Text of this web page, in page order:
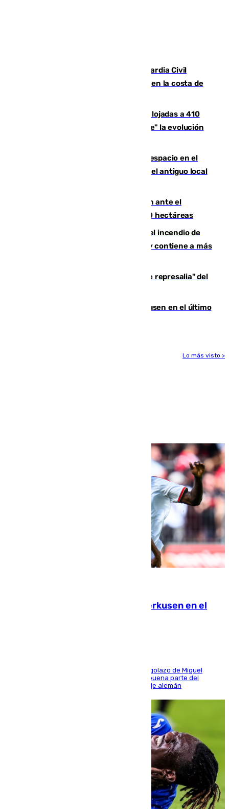
Persecución en Punta Umbría: la Guardia Civil
interviene más de 800 kilos de cocaína en la costa de
El incendio de Niebla mantiene desalojadas a 410
personas que siguen con "incertidumbre" la evolución
Las marcas internacionales ganan espacio en el
Centro de Málaga: la Tagliatella abre en el antiguo local
Moreno pide extremar la precaución ante el
incendio de Niebla, que supera las 4.000 hectáreas
340 personas más desalojadas por el incendio de
Niebla, que mantiene a 410 evacuadas y contiene a más
Italia responde ante las "medidas de represalia" del
El Sevilla se desinfla ante el Leverkusen en el último
Lo más visto >
El Sevilla se desinfla ante el Leverkusen en el
El conjunto de Luis García se adelantó con un golazo de Miguel
Sierra y ofreció buenas sensaciones durante buena parte del
encuentro, pero acabó cediendo ante el empuje alemán